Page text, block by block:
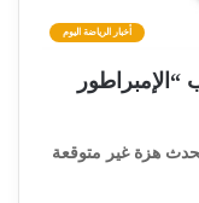
أخبار الرياضة اليوم
هزة غير متوقعة